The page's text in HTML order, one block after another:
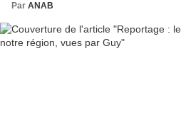
Par ANAB